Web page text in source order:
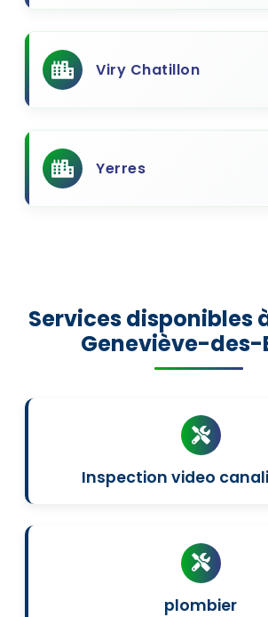
Viry Chatillon
Yerres
Services disponibles
Geneviève-des-
Inspection video
plombier